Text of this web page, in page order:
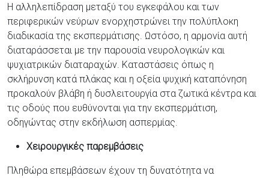
Η αλληλεπίδραση μεταξύ του εγκεφάλου και των
περιφερικών νεύρων ενορχηστρώνει την πολύπλοκη
διαδικασία της εκσπερμάτισης. Ωστόσο, η αρμονία αυτή
διαταράσσεται με την παρουσία νευρολογικών και
ψυχιατρικών διαταραχών. Καταστάσεις όπως η
σκλήρυνση κατά πλάκας και η οξεία ψυχική καταπόνηση
προκαλούν βλάβη ή δυσλειτουργία στα ζωτικά κέντρα και
τις οδούς που ευθύνονται για την εκσπερμάτιση,
οδηγώντας στην εκδήλωση ασπερμίας.
Χειρουργικές παρεμβάσεις
Πληθώρα επεμβάσεων έχουν τη δυνατότητα να